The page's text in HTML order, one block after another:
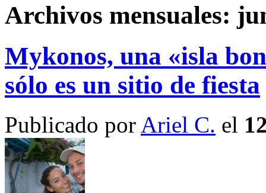
Archivos mensuales:
Mykonos, una «isla
sólo es un sitio de fiesta
Publicado por Ariel C. el